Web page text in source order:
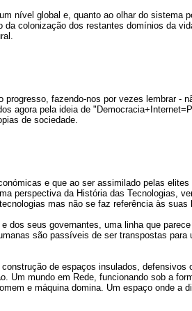
nível global e, quanto ao olhar do sistema
colonização dos restantes domínios da
fazendo-nos por vezes lembrar -
agora pela ideia de
de sociedade.
e que ao ser assimilado pelas
perspectiva da História das Tecnologias,
mas não se faz referência às suas
dos seus governantes, uma linha que
são passíveis de ser transpostas para
de espaços insulados,
Um mundo em Rede, funcionando sob a
e máquina domina. Um espaço onde a